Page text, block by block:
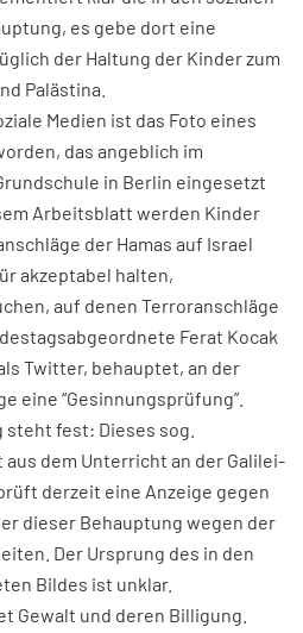
es gebe dort eine
der Haltung der Kinder zum
Palästina.
Medien ist das Foto eines
das angeblich im
in Berlin eingesetzt
Arbeitsblatt werden Kinder
der Hamas auf Israel
akzeptabel halten,
auf denen Terroranschläge
Ferat Kocak
Twitter, behauptet, an der
eine “Gesinnungsprüfung”.
fest: Dieses sog.
dem Unterricht an der Galilei-
derzeit eine Anzeige gegen
dieser Behauptung wegen der
Der Ursprung des in den
Bildes ist unklar.
Gewalt und deren Billigung.